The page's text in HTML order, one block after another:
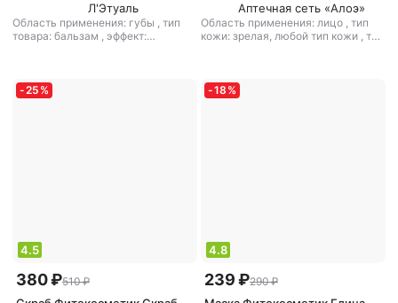
Л'Этуаль
Область применения: губы , тип
товара: бальзам , эффект:
Аптечная сеть «Алоэ»
Область применения: лицо , тип
кожи: зрелая, любой тип кожи , тип
точек, лифтинг, очищение,
тонизирующий
-25 %
4.5
380 ₽510 ₽
-18 %
4.8
239 ₽290 ₽